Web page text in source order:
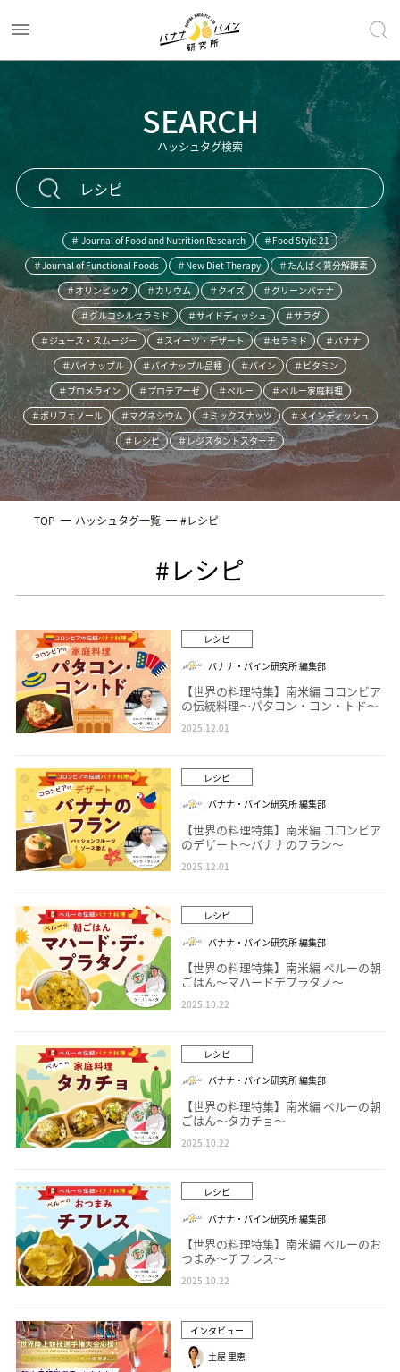
SEARCH
ハッシュタグ検索
＃ Journal of Food and Nutrition Research
＃Food Style 21
＃Journal of Functional Foods
＃New Diet Therapy
＃たんぱく質分解酵素
＃オリンピック
＃カリウム ＃クイズ
＃グリーンバナナ
＃グルコシルセラミド
＃サイドディッシュ
＃サラダ
＃ジュース・スムージー
＃スイーツ・デザート ＃セラミド
＃バナナ
＃パイナップル
＃パイナップル品種 ＃パイン
＃ビタミン
＃ブロメライン
＃プロテアーゼ ＃ペルー
＃ペルー家庭料理
＃ポリフェノール
＃マグネシウム ＃ミックスナッツ
＃メインディッシュ
＃レシピ
＃レジスタントスターチ
TOP ハッシュタグ一覧 #レシピ
#レシピ
レシピ
バナナ・パイン研究所 編集部
【世界の料理特集】南米編 コロンビア
の伝統料理～パタコン・コン・トド～
2025.12.01
レシピ
バナナ・パイン研究所 編集部
【世界の料理特集】南米編 コロンビア
のデザート～バナナのフラン～
2025.12.01
レシピ
バナナ・パイン研究所 編集部
【世界の料理特集】南米編 ペルーの朝
ごはん～マハードデプラタノ～
2025.10.22
レシピ
バナナ・パイン研究所 編集部
【世界の料理特集】南米編 ペルーの朝
ごはん～タカチョ～
2025.10.22
レシピ
バナナ・パイン研究所 編集部
【世界の料理特集】南米編 ペルーのお
つまみ～チフレス～
2025.10.22
インタビュー
土屋 里恵